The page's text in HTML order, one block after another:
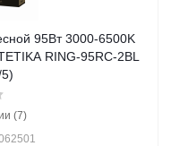
95Вт 3000-6500K
RING-95RC-2BL
(7)